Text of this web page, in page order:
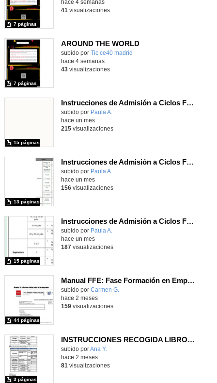
7 páginas
hace 4 semanas
41 visualizaciones
AROUND THE WORLD
subido por Tic ce40 madrid
7 páginas
hace 4 semanas
43visualizaciones
Instrucciones de Admisión a Ciclos Formativos de Grado Superior. CUrso 26/27
subido por Paula A.
15 páginas
hace un mes
215visualizaciones
Instrucciones de Admisión a Ciclos Formativos de Grado Medio. Curso 26/27
subido por Paula A.
13 páginas
hace un mes
156visualizaciones
Instrucciones de Admisión a Ciclos Formativos de Grado Básico 26/27
Contenido educativo.
subido por Paula A.
15 páginas
hace un mes
187 visualizaciones
Manual FFE: Fase Formación en Empresa
Contenido educativo.
subido por Carmen G.
44 páginas
hace 2 meses
159visualizaciones
INSTRUCCIONES RECOGIDA LIBROS ACCEDE 2025-206
subido porAna Y.
3 páginas
hace 2 meses
81 visualizaciones